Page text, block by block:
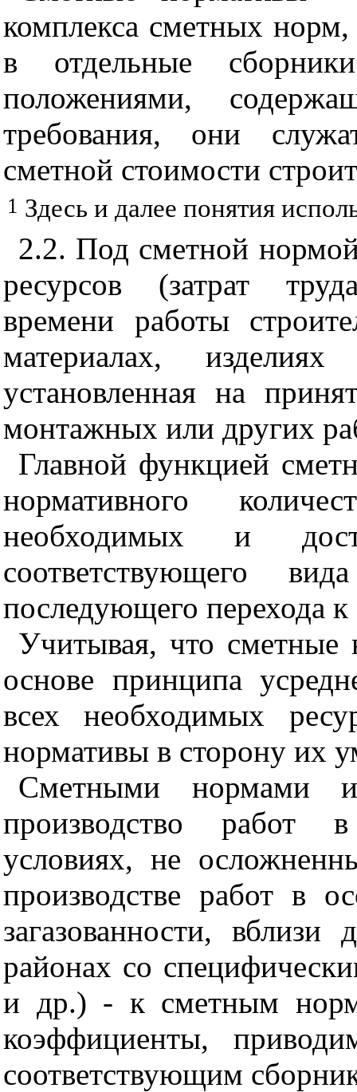
комплекса сметных
в отдельные
положениями,
требования, они
сметной стоимости
1 Здесь и далее понятия
2.2. Под сметной нормой
ресурсов (затрат
времени работы
материалах,
установленная на
монтажных или других
Главной функцией
нормативного
необходимых и
соответствующего
последующего перехода
Учитывая, что сметные
основе принципа
всех необходимых
нормативы в сторону их
Сметными нормами и
производство работ
условиях, не
производстве работ в
загазованности,
районах со
и др.) - к сметным
коэффициенты,
соответствующим